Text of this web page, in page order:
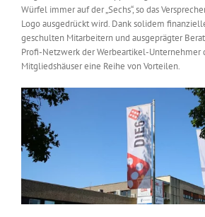
Messen & Events
Unternehmen
Interviews
Wissen
Product Guide
Würfel immer auf der „Sechs“, so das
Logo ausgedrückt wird. Dank solidem
geschulten Mitarbeitern und ausgeprägter
Profi-Netzwerk der Werbeartikel-Unternehmer
Mitgliedshäuser eine Reihe von Vorteilen.